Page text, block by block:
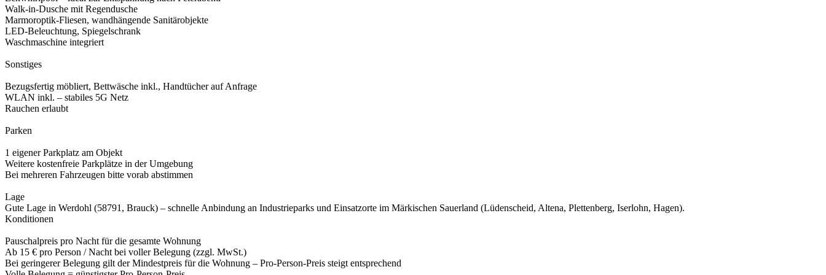
Walk-in-Dusche mit Regendusche
Marmoroptik-Fliesen, wandhängende Sanitärobjekte
LED-Beleuchtung, Spiegelschrank
Waschmaschine integriert
Sonstiges
Bezugsfertig möbliert, Bettwäsche inkl., Handtücher auf Anfrage
WLAN inkl. – stabiles 5G Netz
Rauchen erlaubt
Parken
1 eigener Parkplatz am Objekt
Weitere kostenfreie Parkplätze in der Umgebung
Bei mehreren Fahrzeugen bitte vorab abstimmen
Lage
Gute Lage in Werdohl (58791, Brauck) – schnelle Anbindung an Industrieparks und Einsatzorte im Märkischen Sauerland (Lüdenscheid, Altena, Plettenberg, Iserlohn, Hagen).
Konditionen
Pauschalpreis pro Nacht für die gesamte Wohnung
Ab 15 € pro Person / Nacht bei voller Belegung (zzgl. MwSt.)
Bei geringerer Belegung gilt der Mindestpreis für die Wohnung – Pro-Person-Preis steigt entsprechend